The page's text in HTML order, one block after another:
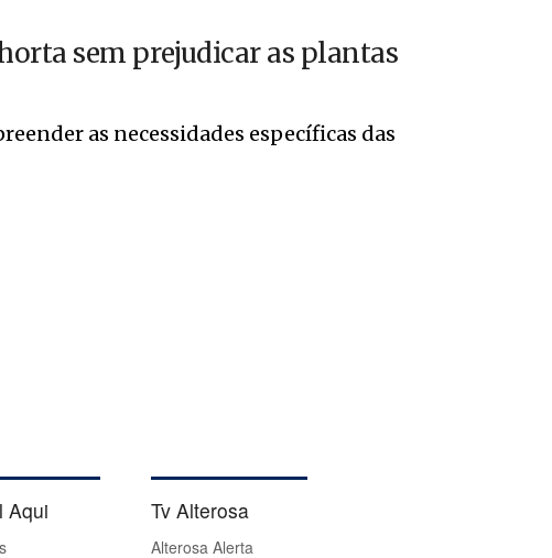
sem prejudicar as plantas
as necessidades específicas das
Aqui Tv Alterosa
Alterosa Alerta